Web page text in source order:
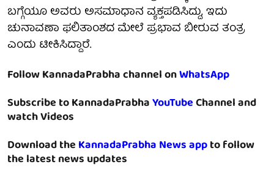
ಬಗ್ಗೆಯೂ ಅವರು ಅಸಮಾಧಾನ ವ್ಯಕ್ತಪಡಿಸಿದ್ದು, ಇದು
ಚುನಾವಣಾ ಫಲಿತಾಂಶದ ಮೇಲೆ ಪ್ರಭಾವ ಬೀರುವ ತಂತ್ರ
ಎಂದು ಟೀಕಿಸಿದ್ದಾರೆ.
Follow KannadaPrabha channel onWhatsApp
Subscribe to KannadaPrabhaYouTubeChannel and
watch Videos
Download theKannadaPrabha News appto follow
the latest news updates